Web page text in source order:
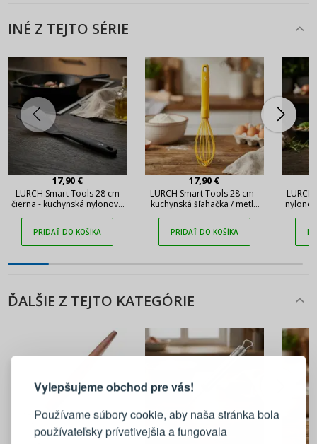
Vylepšujeme obchod pre vás!
Používame súbory cookie, aby naša stránka bola
používateľsky prívetivejšia a fungovala
INÉ Z TEJTO SÉRIE
17,90 €
LURCH Smart Tools 28 cm
čierna - kuchynská nylonová
PRIDAŤ DO KOŠÍKA
17,90 €
LURCH Smart Tools 28 cm -
kuchynská šľahačka / metla
PRIDAŤ DO KOŠÍKA
ĎALŠIE Z TEJTO KATEGÓRIE
PRIHLÁSENIE REGISTRÁCIA
Prihláste sa k svojmu účtu